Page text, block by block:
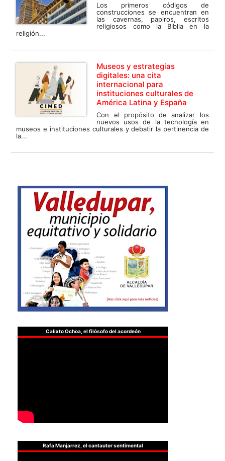
Los primeros códigos de
construcciones se encuentran en
las cavernas, papiros, escritos
religiosos como la Biblia en la
religión...
Museos y estrategias
digitales: una cita
internacional para
instituciones culturales de
América Latina y España
Con el propósito de analizar los
nuevos usos de la tecnología en
museos e instituciones culturales y debatir la pertinencia de
la...
Calixto Ochoa, el filósofo del acordeón
Rafa Manjarrez, el cantautor sentimental